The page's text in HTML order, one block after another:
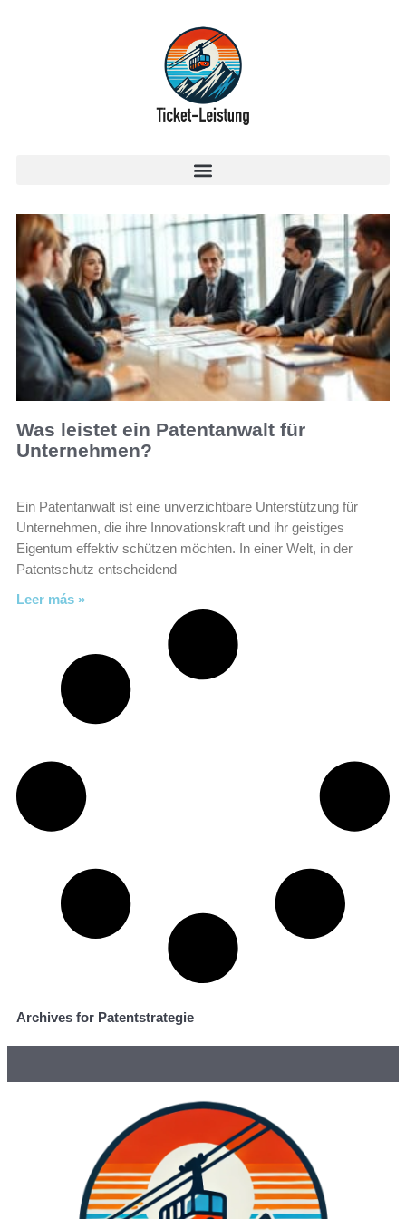
Was leistet ein Patentanwalt für
Unternehmen?
Ein Patentanwalt ist eine unverzichtbare Unterstützung für
Unternehmen, die ihre Innovationskraft und ihr geistiges
Eigentum effektiv schützen möchten. In einer Welt, in der
Patentschutz entscheidend
Leer más »
Archives for Patentstrategie